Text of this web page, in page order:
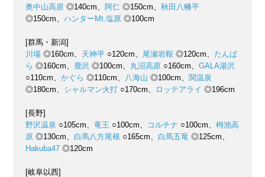
奥中山高原◎140cm、 阿仁◎150cm、 秋田八幡平
◎150cm、 ハンターMt.塩原◎100cm
[群馬・新潟]
川場◎160cm、 天神平○120cm、 尾瀬岩鞍◎120cm、 たんば
ら ◎160cm、 鹿沢 ◎100cm、 丸沼高原○160cm、 GALA湯沢
○110cm、 かぐら ◎110cm、 八海山 ◎100cm、 関温泉
◎180cm、 シャルマン火打○170cm、 ロッテアライ ◎196cm
[長野]
野沢温泉 ○105cm、 竜王 ○100cm、 コルチナ ○100cm、 栂池高
原◎130cm、 白馬八方尾根 ○165cm、 白馬五竜◎125cm、
Hakuba47◎120cm
[岐阜以西]